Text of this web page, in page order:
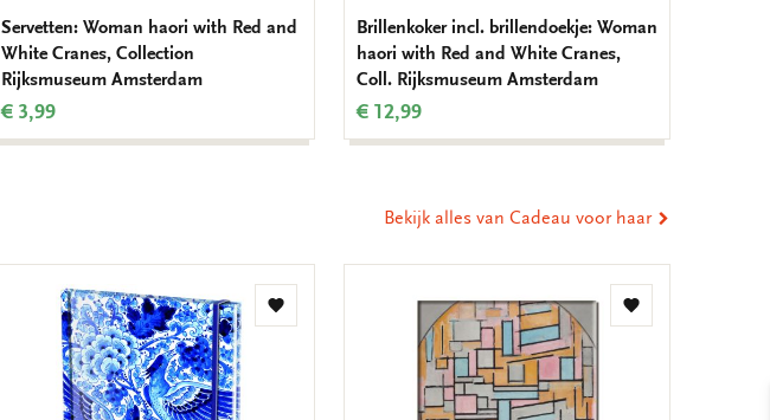
Servetten: Woman haori with Red and
White Cranes, Collection
Rijksmuseum Amsterdam
€ 3,99
Brillenkoker incl. brillendoekje: Woman
haori with Red and White Cranes,
Coll. Rijksmuseum Amsterdam
€ 12,99
Bekijk alles van Cadeau voor haar
Toevoegen
Toevoegen